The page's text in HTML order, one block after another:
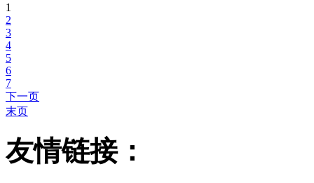
1
2
3
4
5
6
7
下一页
末页
友情链接：